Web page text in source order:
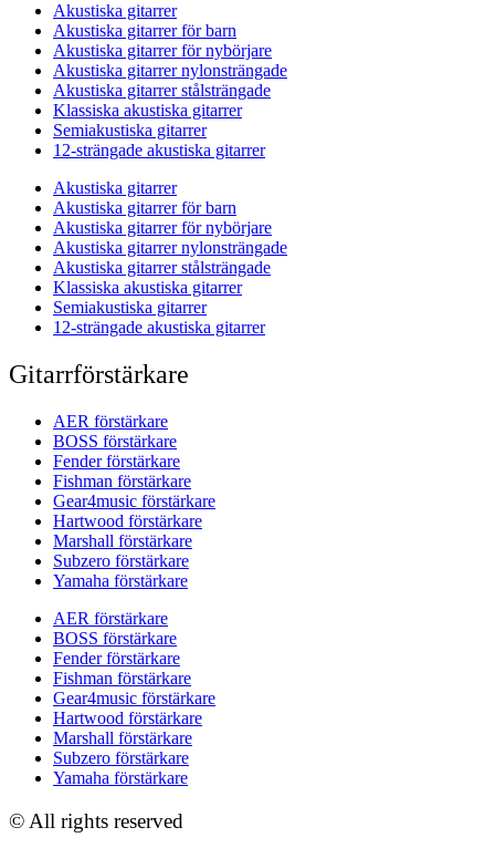
Akustiska gitarrer
Akustiska gitarrer för barn
Akustiska gitarrer för nybörjare
Akustiska gitarrer nylonsträngade
Akustiska gitarrer stålsträngade
Klassiska akustiska gitarrer
Semiakustiska gitarrer
12-strängade akustiska gitarrer
Akustiska gitarrer
Akustiska gitarrer för barn
Akustiska gitarrer för nybörjare
Akustiska gitarrer nylonsträngade
Akustiska gitarrer stålsträngade
Klassiska akustiska gitarrer
Semiakustiska gitarrer
12-strängade akustiska gitarrer
Gitarrförstärkare
AER förstärkare
BOSS förstärkare
Fender förstärkare
Fishman förstärkare
Gear4music förstärkare
Hartwood förstärkare
Marshall förstärkare
Subzero förstärkare
Yamaha förstärkare
AER förstärkare
BOSS förstärkare
Fender förstärkare
Fishman förstärkare
Gear4music förstärkare
Hartwood förstärkare
Marshall förstärkare
Subzero förstärkare
Yamaha förstärkare
© All rights reserved